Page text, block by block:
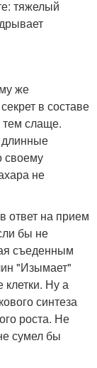
тяжелый
же
в составе
слаще.
длинные
своему
не
ответ на прием
бы не
съеденным
"Изымает"
Ну а
синтеза
роста. Не
сумел бы